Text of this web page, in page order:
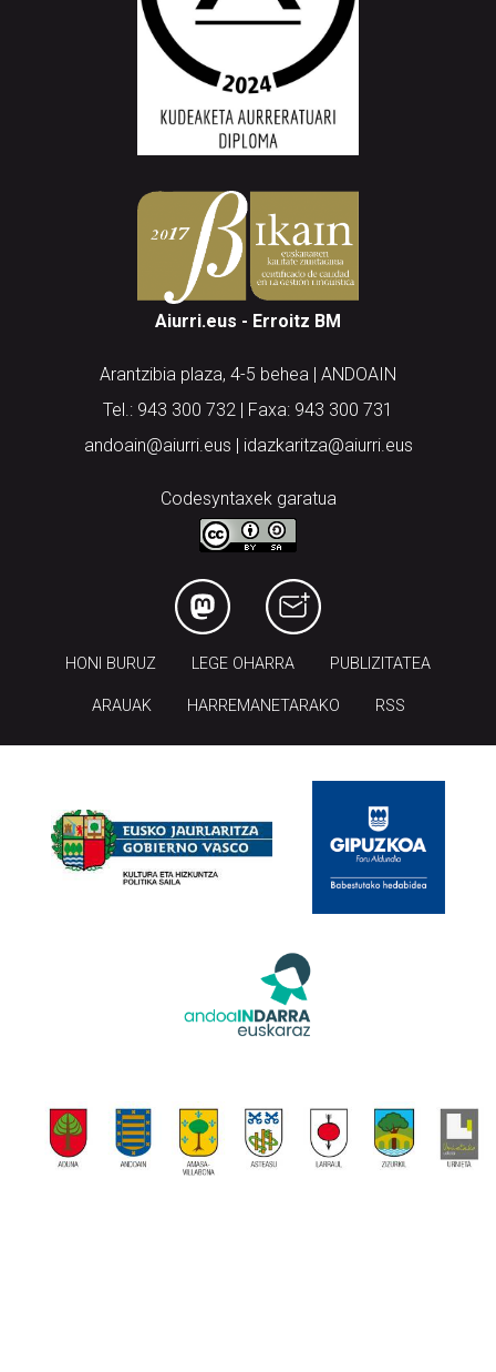
Aiurri.eus - Erroitz BM
Arantzibia plaza, 4-5 behea | ANDOAIN
Tel.: 943 300 732 | Faxa: 943 300 731
andoain@aiurri.eus | idazkaritza@aiurri.eus
Codesyntaxek garatua
HONI BURUZ LEGE OHARRA PUBLIZITATEA
ARAUAK HARREMANETARAKO RSS